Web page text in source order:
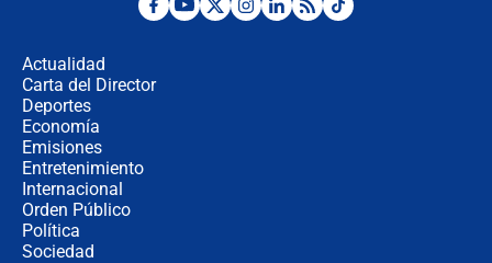
Posesión de Abelardo De La Espriella
Actualidad
Carta del Director
Deportes
Economía
Emisiones
Entretenimiento
Internacional
Orden Público
Política
Sociedad